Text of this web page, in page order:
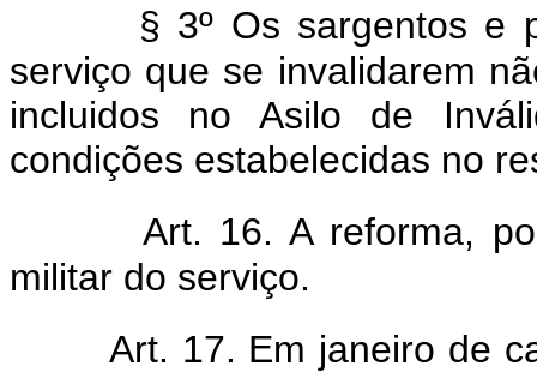
§ 3º Os sargentos e
serviço que se invalidarem
incluidos no Asilo de
condições estabelecidas no
Art. 16. A reforma,
militar do serviço.
Art. 17. Em janeiro de